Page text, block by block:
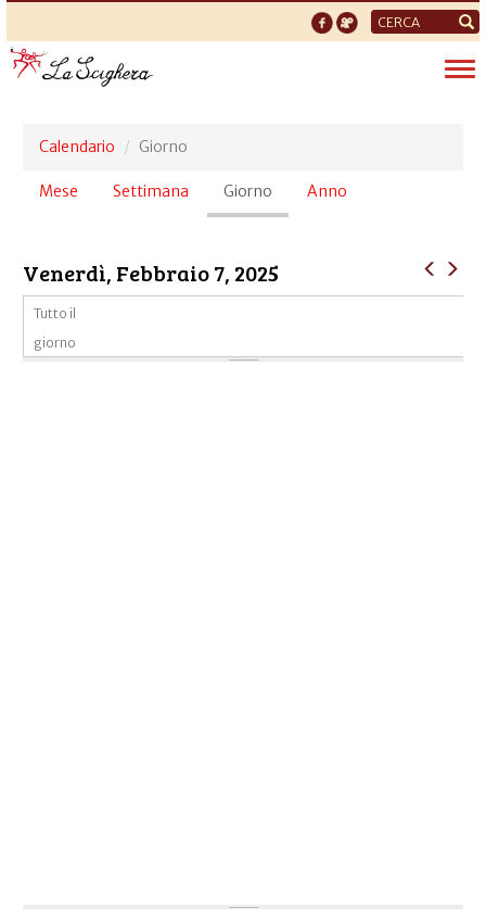
Form
di
ricerca
Calendario Giorno
Schede
Mese Settimana Giorno (scheda
attiva)
Anno
Venerdì, Febbraio 7, 2025
Tutto il
giorno